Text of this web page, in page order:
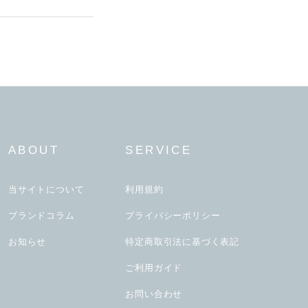
ABOUT
当サイトについて
ブランドコラム
お知らせ
SERVICE
利用規約
プライバシーポリシー
特定商取引法に基づく表記
ご利用ガイド
お問い合わせ